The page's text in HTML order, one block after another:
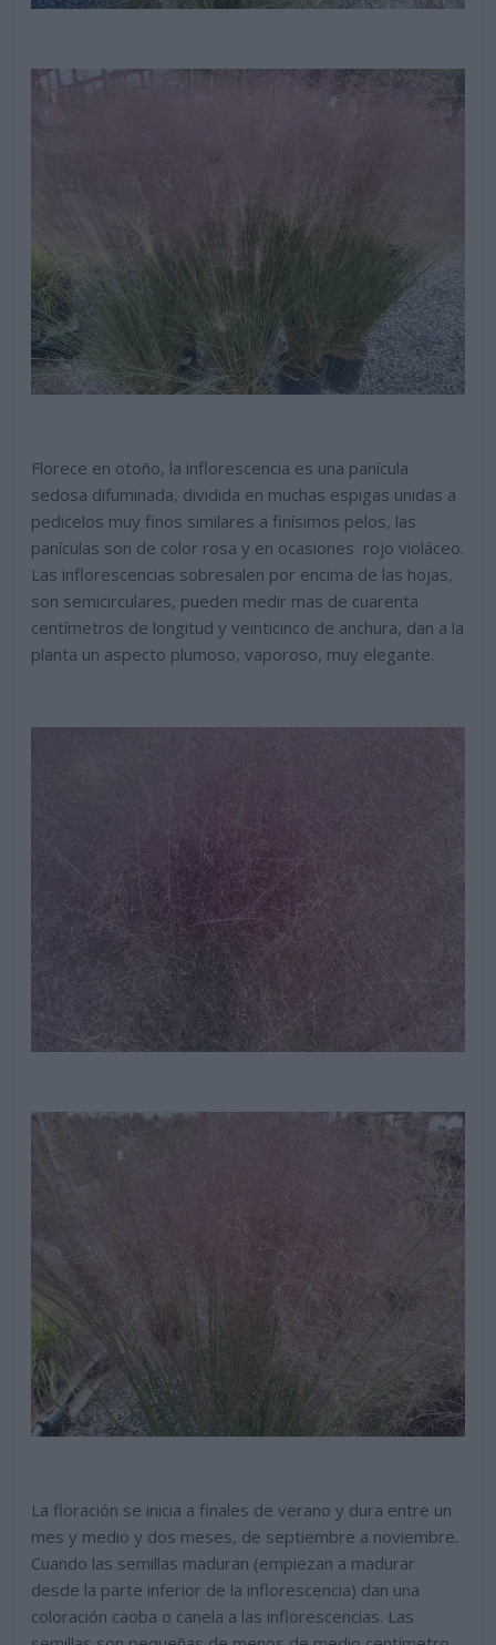
Florece en otoño, la inflorescencia es una panícula
sedosa difuminada, dividida en muchas espigas unidas a
pedicelos muy finos similares a finísimos pelos, las
panículas son de color rosa y en ocasiones rojo violáceo.
Las inflorescencias sobresalen por encima de las hojas,
son semicirculares, pueden medir mas de cuarenta
centímetros de longitud y veinticinco de anchura, dan a la
planta un aspecto plumoso, vaporoso, muy elegante.
La floración se inicia a finales de verano y dura entre un
mes y medio y dos meses, de septiembre a noviembre.
Cuando las semillas maduran (empiezan a madurar
desde la parte inferior de la inflorescencia) dan una
coloración caoba o canela a las inflorescencias. Las